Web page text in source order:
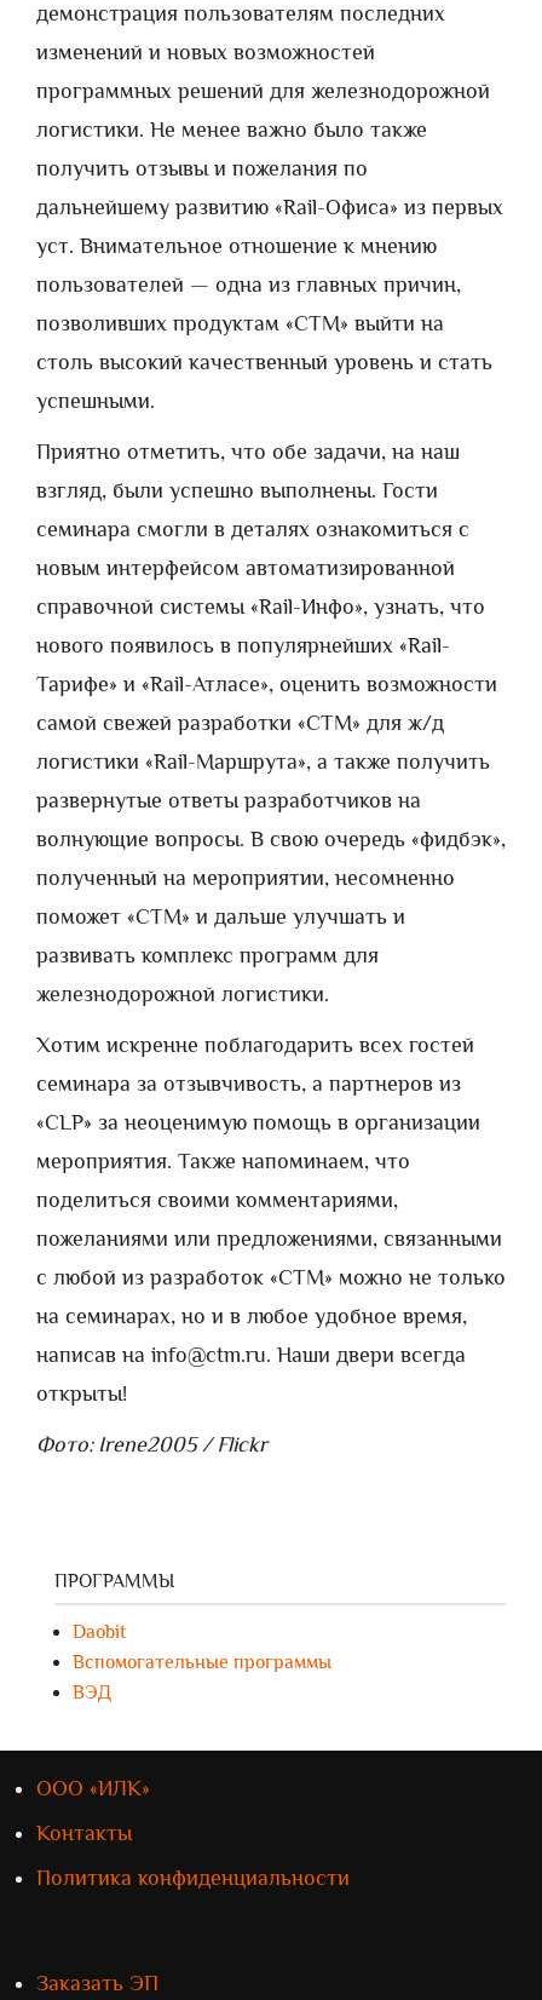
демонстрация пользователям последних
изменений и новых возможностей
программных решений для железнодорожной
логистики. Не менее важно было также
получить отзывы и пожелания по
дальнейшему развитию «Rail-Офиса» из первых
уст. Внимательное отношение к мнению
пользователей — одна из главных причин,
позволивших продуктам «СТМ» выйти на
столь высокий качественный уровень и стать
успешными.
Приятно отметить, что обе задачи, на наш
взгляд, были успешно выполнены. Гости
семинара смогли в деталях ознакомиться с
новым интерфейсом автоматизированной
справочной системы «Rail-Инфо», узнать, что
нового появилось в популярнейших «Rail-
Тарифе» и «Rail-Атласе», оценить возможности
самой свежей разработки «СТМ» для ж/д
логистики «Rail-Маршрута», а также получить
развернутые ответы разработчиков на
волнующие вопросы. В свою очередь «фидбэк»,
полученный на мероприятии, несомненно
поможет «СТМ» и дальше улучшать и
развивать комплекс программ для
железнодорожной логистики.
Хотим искренне поблагодарить всех гостей
семинара за отзывчивость, а партнеров из
«CLP» за неоценимую помощь в организации
мероприятия. Также напоминаем, что
поделиться своими комментариями,
пожеланиями или предложениями, связанными
с любой из разработок «СТМ» можно не только
на семинарах, но и в любое удобное время,
написав на info@ctm.ru. Наши двери всегда
открыты!
Фото: Irene2005 / Flickr
ПРОГРАММЫ
Daobit
Вспомогательные программы
ВЭД
ООО «ИЛК»
Контакты
Политика конфиденциальности
Заказать ЭП